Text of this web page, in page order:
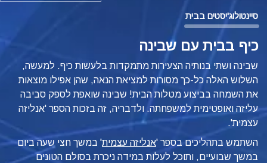
סיינטולוג'יסטים בבית
כיף בבית עם שבינה
שבינה ושתי בנותיה הצעירות מתמקדות בלעשות כיף. למעשה,
השלוש האלה כל-כך מסורות למציאת הנאה, שהן אפילו מוצאות
את השמחה בביצוע מטלות הבית! שבינה שואפת לספק סביבה
עליזה ואופטימית למשפחתה. ולדבריה, זה בזכות הספר 'אנליזה
עצמית'.
השתמש בתהליכים בספר 'אנליזה עצמית' במשך חצי שעה ביום
במשך שבועיים, ותוכל לעלות במידה ניכרת בסולם הטונים